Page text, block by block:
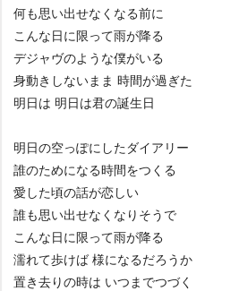
何も思い出せなくなる前に
こんな日に限って雨が降る
デジャヴのような僕がいる
身動きしないまま 時間が過ぎた
明日は 明日は君の誕生日
明日の空っぽにしたダイアリー
誰のためになる時間をつくる
愛した頃の話が恋しい
誰も思い出せなくなりそうで
こんな日に限って雨が降る
濡れて歩けば 様になるだろうか
置き去りの時は いつまでつづく